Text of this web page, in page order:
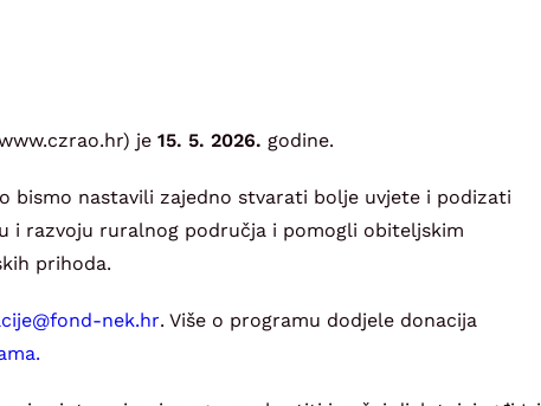
je 15. 5. 2026. godine.
bismo nastavili zajedno stvarati bolje uvjete i podizati
i razvoju ruralnog područja i pomogli obiteljskim
prihoda.
rh.ken-dnof. Više o programu dodjele donacija